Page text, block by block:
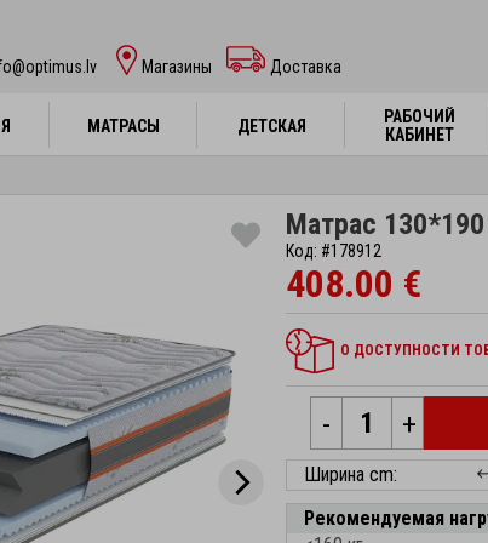
Mагазины Доставка
МАТРАСЫ ДЕТСКАЯ
РАБОЧИЙ
КАБИНЕТ
МАТРАСЫ ДЕТСКАЯ
РАБОЧИЙ
КАБИНЕТ
Матрас
Код: #178912
408.00 €
О ДОСТУПНОСТИ
- +
Ширина cm:
Рекомендуемая